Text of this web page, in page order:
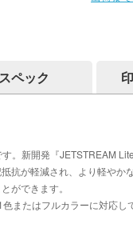
ペック
。新開発『JETSTREAM
抗が軽減され、より軽やか
ができます。
またはフルカラーに対応し